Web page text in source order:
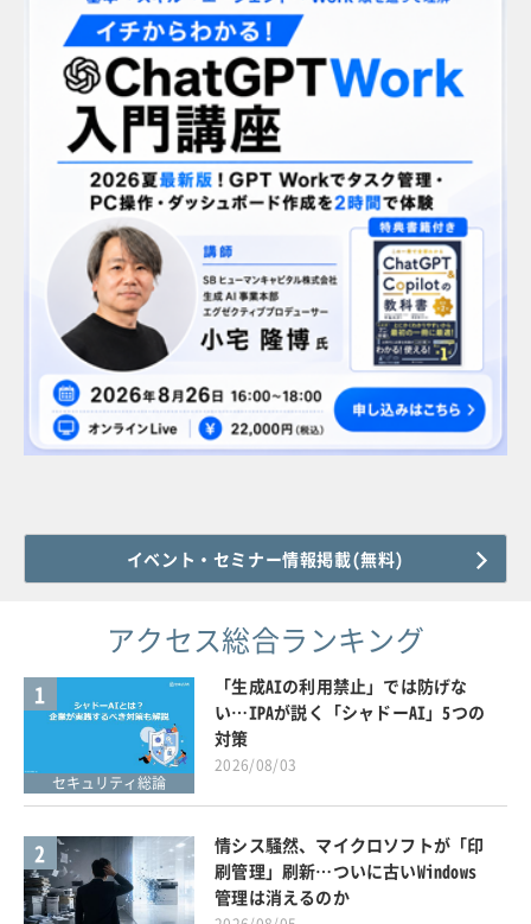
イベント・セミナー情報掲載(無料)
アクセス総合ランキング
1
セキュリティ総論
「生成AIの利用禁止」では防げな
い…IPAが説く「シャドーAI」5つの
対策
2026/08/03
2
情シス騒然、マイクロソフトが「印
刷管理」刷新…ついに古いWindows
管理は消えるのか